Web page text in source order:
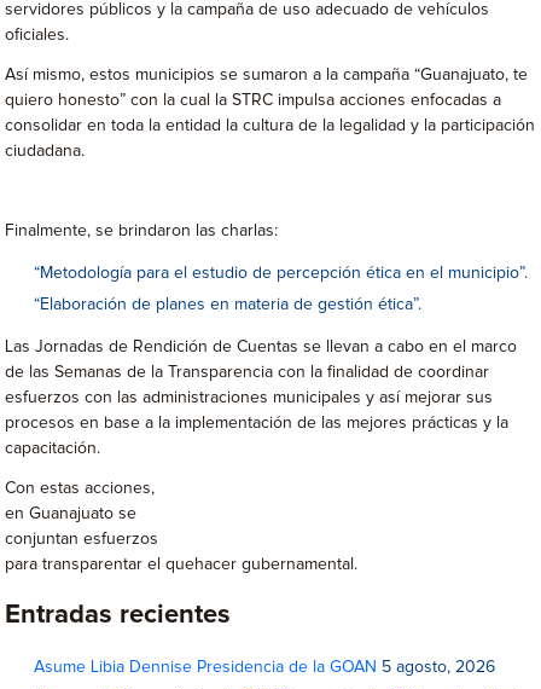
servidores públicos y la campaña de uso adecuado de vehículos
oficiales.
Así mismo, estos municipios se sumaron a la campaña “Guanajuato, te
quiero honesto” con la cual la STRC impulsa acciones enfocadas a
consolidar en toda la entidad la cultura de la legalidad y la participación
ciudadana.
Finalmente, se brindaron las charlas:
“Metodología para el estudio de percepción ética en el municipio”.
“Elaboración de planes en materia de gestión ética”.
Las Jornadas de Rendición de Cuentas se llevan a cabo en el marco
de las Semanas de la Transparencia con la finalidad de coordinar
esfuerzos con las administraciones municipales y así mejorar sus
procesos en base a la implementación de las mejores prácticas y la
capacitación.
Con estas acciones,
en Guanajuato se
conjuntan esfuerzos
para transparentar el quehacer gubernamental.
Entradas recientes
Asume Libia Dennise Presidencia de la GOAN 5 agosto, 2026